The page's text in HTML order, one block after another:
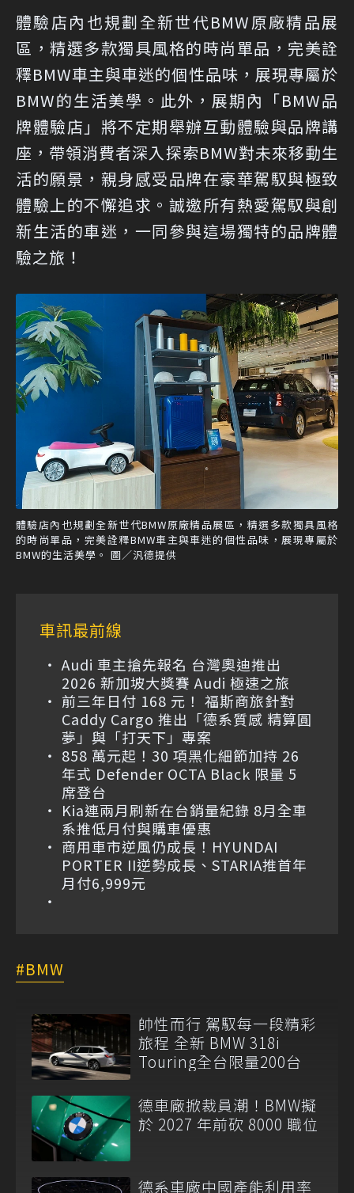
體驗店內也規劃全新世代BMW原廠精品展
區，精選多款獨具風格的時尚單品，完美詮
釋BMW車主與車迷的個性品味，展現專屬於
BMW的生活美學。此外，展期內「BMW品
牌體驗店」將不定期舉辦互動體驗與品牌講
座，帶領消費者深入探索BMW對未來移動生
活的願景，親身感受品牌在豪華駕馭與極致
體驗上的不懈追求。誠邀所有熱愛駕馭與創
新生活的車迷，一同參與這場獨特的品牌體
驗之旅！
體驗店內也規劃全新世代BMW原廠精品展區，精選多款獨具風格
的時尚單品，完美詮釋BMW車主與車迷的個性品味，展現專屬於
BMW的生活美學。 圖／汎德提供
車訊最前線
Audi 車主搶先報名 台灣奧迪推出
2026 新加坡大獎賽 Audi 極速之旅
前三年日付 168 元！ 福斯商旅針對
Caddy Cargo 推出「德系質感 精算圓
夢」與「打天下」專案
858 萬元起！30 項黑化細節加持 26
年式 Defender OCTA Black 限量 5
席登台
Kia連兩月刷新在台銷量紀錄 8月全車
系推低月付與購車優惠
商用車市逆風仍成長！HYUNDAI
PORTER II逆勢成長、STARIA推首年
月付6,999元
BMW
帥性而行 駕馭每一段精彩
旅程 全新 BMW 318i
Touring全台限量200台
德車廠掀裁員潮！BMW擬
於 2027 年前砍 8000 職位
德系車廠中國產能利用率